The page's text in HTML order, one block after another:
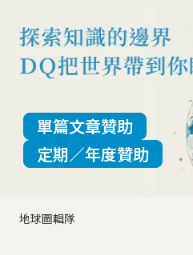
地球圖輯隊
單篇文章贊助
定期／年度贊助